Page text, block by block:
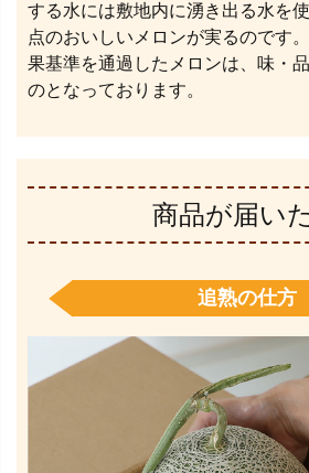
する水には敷地内に湧き出る水を
点のおいしいメロンが実るのです
果基準を通過したメロンは、味・
のとなっております。
商品が届い
追熟の仕方